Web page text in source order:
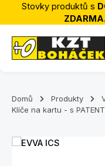
Přejít na hlavní obsah
Stovky produktů s
ZDARMA.
Domů Produkty
Klíče na kartu - s
Přeskočit galerii